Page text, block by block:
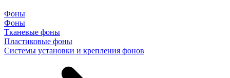
Фоны
Фоны
Тканевые фоны
Пластиковые фоны
Системы установки и крепления фонов